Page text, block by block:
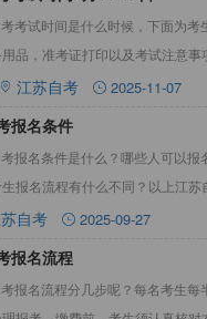
考试时间是什么时候，下面为考
品，准考证打印以及考试注意事
11-12日2026年
江苏自考 2025-11-07
报名条件
报名条件是什么？哪些人可以报
报名流程有什么不同？以上江苏
月江苏常州自考报名条件（1
自考 2025-09-27
报名流程
报名流程分几步呢？每名考生每